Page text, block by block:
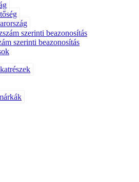
szerinti beazonosítás
szerinti beazonosítás